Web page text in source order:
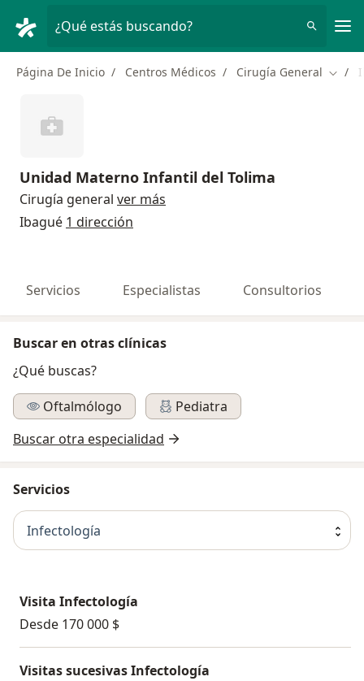
¿Qué estás buscando?
Página De Inicio Centros Médicos Cirugía General
Unidad Materno Infantil del Tolima
Cirugía general ver más
Ibagué 1 dirección
Servicios Especialistas Consultorios
Buscar en otras clínicas
¿Qué buscas?
Oftalmólogo
Pediatra
Buscar otra especialidad
Servicios
Infectología
Visita Infectología
Desde 170 000 $
Visitas sucesivas Infectología